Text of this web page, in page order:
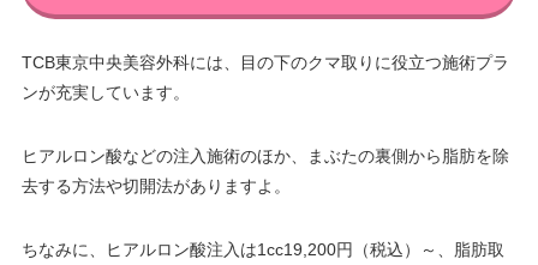
TCB東京中央美容外科には、目の下のクマ取りに役立つ施術プラ
ンが充実しています。
ヒアルロン酸などの注入施術のほか、まぶたの裏側から脂肪を除
去する方法や切開法がありますよ。
ちなみに、ヒアルロン酸注入は1cc19,200円（税込）～、脂肪取